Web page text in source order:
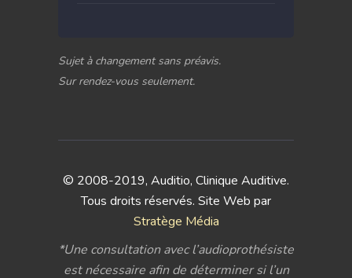
Sujet à changement sans préavis.
Sur rendez-vous seulement.
© 2008-2019, Auditio, Clinique Auditive.
Tous droits réservés. Site Web par
Stratège Média
*Une consultation avec l’audioprothésiste
est nécessaire afin de déterminer si l’un